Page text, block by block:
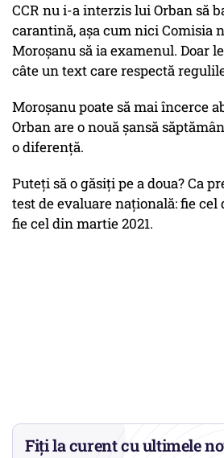
CCR nu i-a interzis lui Orban să
carantină, așa cum nici Comisia
Moroșanu să ia examenul. Doar
câte un text care respectă
Moroșanu poate să mai încerce
Orban are o nouă șansă
o diferență.
Puteți să o găsiți pe a doua? Ca
test de evaluare națională: fie cel
fie cel din martie 2021.
Fiți la curent cu ultimele